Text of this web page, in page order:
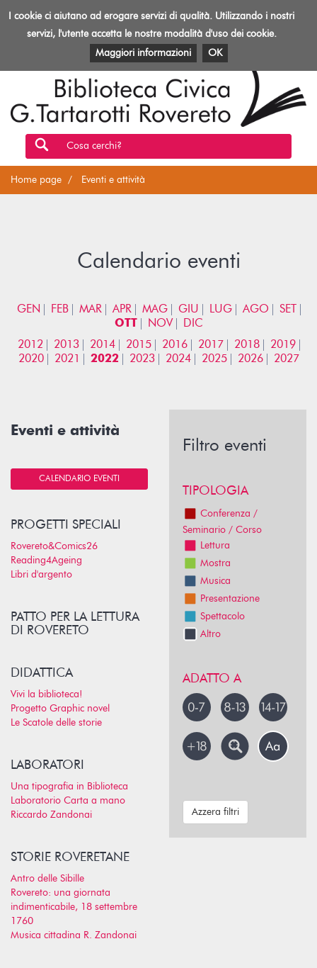
Toggle
Biblioteca
Rovereto
EVENTI E ATTIVITÀ PATRIMONIO E RISORSE
Cosa cerchi?
Home page Eventi e attività
Calendario eventi
GEN FEB MAR APR MAG GIU LUG AGO
SET
OTT
NOV
DIC
2012
2013 2014 2015 2016 2017 2018
2019
2020
2021 2022 2023 2024 2025 2026 2027
Eventi e attività
CALENDARIO EVENTI
PROGETTI SPECIALI
Rovereto&Comics26
Reading4Ageing
Libri d'argento
PATTO PER LA LETTURA
DI ROVERETO
DIDATTICA
Vivi la biblioteca!
Progetto Graphic novel
Le Scatole delle storie
LABORATORI
Una tipografia in Biblioteca
Laboratorio Carta a mano
Riccardo Zandonai
STORIE ROVERETANE
Antro delle Sibille
Rovereto: una giornata
indimenticabile, 18 settembre
1760
Musica cittadina R. Zandonai
Filtro eventi
TIPOLOGIA
Conferenza /
Seminario / Corso
Lettura
Mostra
Musica
Presentazione
Spettacolo
Altro
ADATTO A
Azzera filtri
I cookie ci aiutano ad erogare servizi di qualità. Utilizzando i nostri
servizi, l'utente accetta le nostre modalità d'uso dei cookie.
Maggiori informazioni
OK